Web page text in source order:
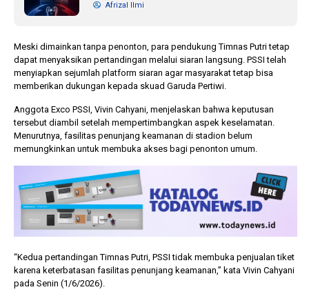
Afrizal Ilmi
Meski dimainkan tanpa penonton, para pendukung Timnas Putri tetap
dapat menyaksikan pertandingan melalui siaran langsung. PSSI telah
menyiapkan sejumlah platform siaran agar masyarakat tetap bisa
memberikan dukungan kepada skuad Garuda Pertiwi.
Anggota Exco PSSI, Vivin Cahyani, menjelaskan bahwa keputusan
tersebut diambil setelah mempertimbangkan aspek keselamatan.
Menurutnya, fasilitas penunjang keamanan di stadion belum
memungkinkan untuk membuka akses bagi penonton umum.
“Kedua pertandingan Timnas Putri, PSSI tidak membuka penjualan tiket
karena keterbatasan fasilitas penunjang keamanan,” kata Vivin Cahyani
pada Senin (1/6/2026).